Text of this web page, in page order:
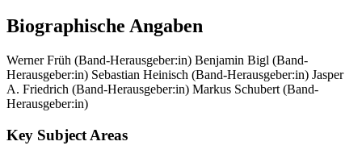
Biographische Angaben
Werner Früh (Band-Herausgeber:in) Benjamin Bigl (Band-
Herausgeber:in) Sebastian Heinisch (Band-Herausgeber:in) Jasper
A. Friedrich (Band-Herausgeber:in) Markus Schubert (Band-
Herausgeber:in)
Key Subject Areas